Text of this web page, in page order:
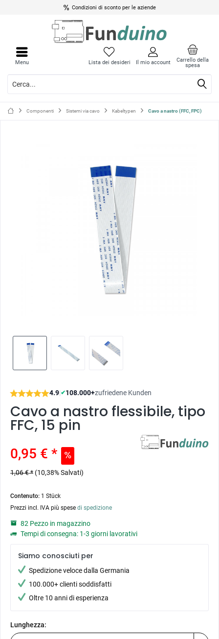
Condizioni di sconto per le aziende
Carrello della
spesa
Lista dei desideri Il mio account
Menu
Componenti Sistemi via cavo Kabeltypen Cavo a nastro (FFC, FPC)
4.9|✔108.000+zufriedene Kunden
Cavo a nastro flessibile, tipo
FFC, 15 pin
0,95 € *
1,06 € * (10,38% Salvati)
Contenuto: 1 Stück
Prezzi incl. IVA più spese di spedizione
82 Pezzo in magazzino
Tempi di consegna: 1-3 giorni lavorativi
Siamo conosciuti per
Spedizione veloce dalla Germania
100.000+ clienti soddisfatti
Oltre 10 anni di esperienza
Lunghezza:
menu
menu